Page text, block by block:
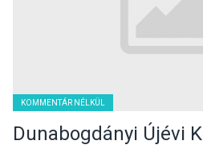
KOMMENTÁR NÉLKÜL
Dunabogdányi Újévi